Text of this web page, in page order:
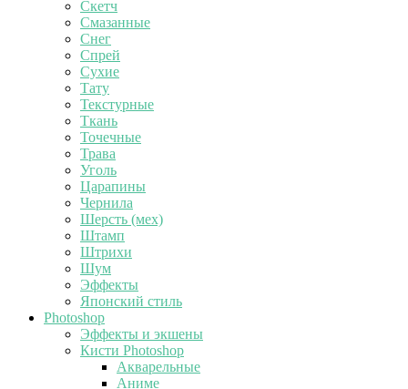
Скетч
Смазанные
Снег
Спрей
Сухие
Тату
Текстурные
Ткань
Точечные
Трава
Уголь
Царапины
Чернила
Шерсть (мех)
Штамп
Штрихи
Шум
Эффекты
Японский стиль
Photoshop
Эффекты и экшены
Кисти Photoshop
Акварельные
Аниме